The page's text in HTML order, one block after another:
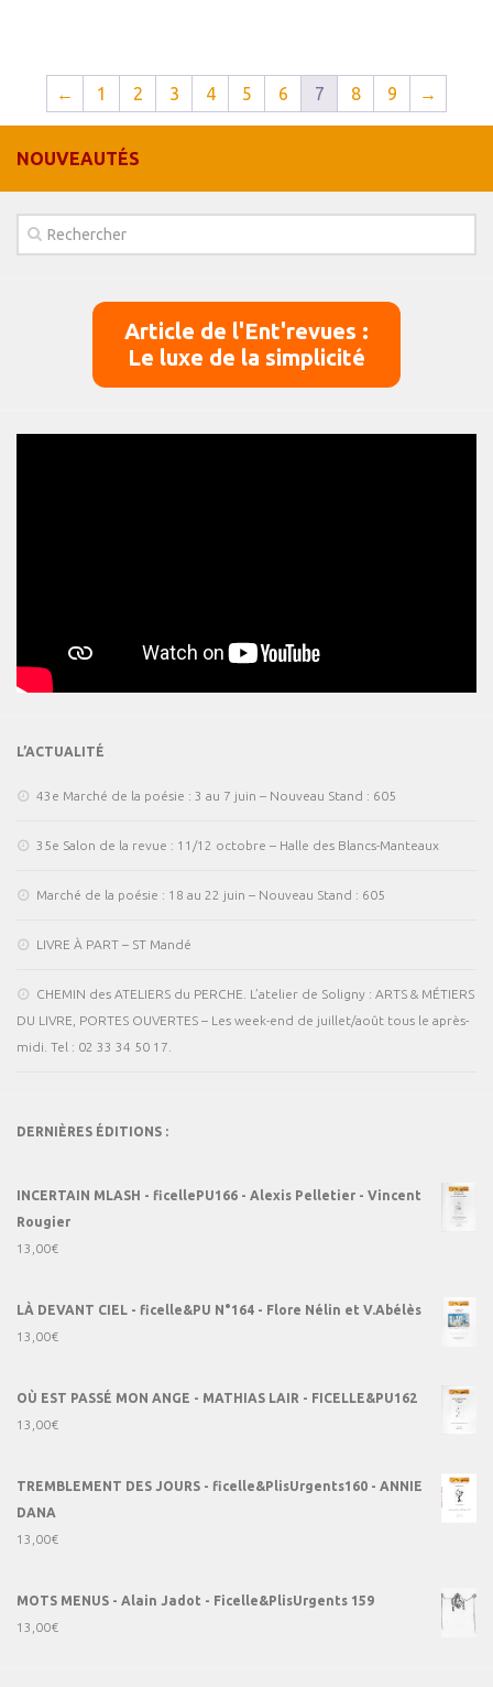
← 1 2 3 4 5 6 7 8 9 →
NOUVEAUTÉS
Article de l'Ent'revues :
Le luxe de la simplicité
L’ACTUALITÉ
43e Marché de la poésie : 3 au 7 juin – Nouveau Stand : 605
35e Salon de la revue : 11/12 octobre – Halle des Blancs-Manteaux
Marché de la poésie : 18 au 22 juin – Nouveau Stand : 605
LIVRE À PART – ST Mandé
CHEMIN des ATELIERS du PERCHE. L’atelier de Soligny : ARTS & MÉTIERS
DU LIVRE, PORTES OUVERTES – Les week-end de juillet/août tous le après-
midi. Tel : 02 33 34 50 17.
DERNIÈRES ÉDITIONS :
INCERTAIN MLASH - ficellePU166 - Alexis Pelletier - Vincent
Rougier
13,00€
LÀ DEVANT CIEL - ficelle&PU N°164 - Flore Nélin et V.Abélès
13,00€
OÙ EST PASSÉ MON ANGE - MATHIAS LAIR - FICELLE&PU162
13,00€
TREMBLEMENT DES JOURS - ficelle&PlisUrgents160 - ANNIE
DANA
13,00€
MOTS MENUS - Alain Jadot - Ficelle&PlisUrgents 159
13,00€